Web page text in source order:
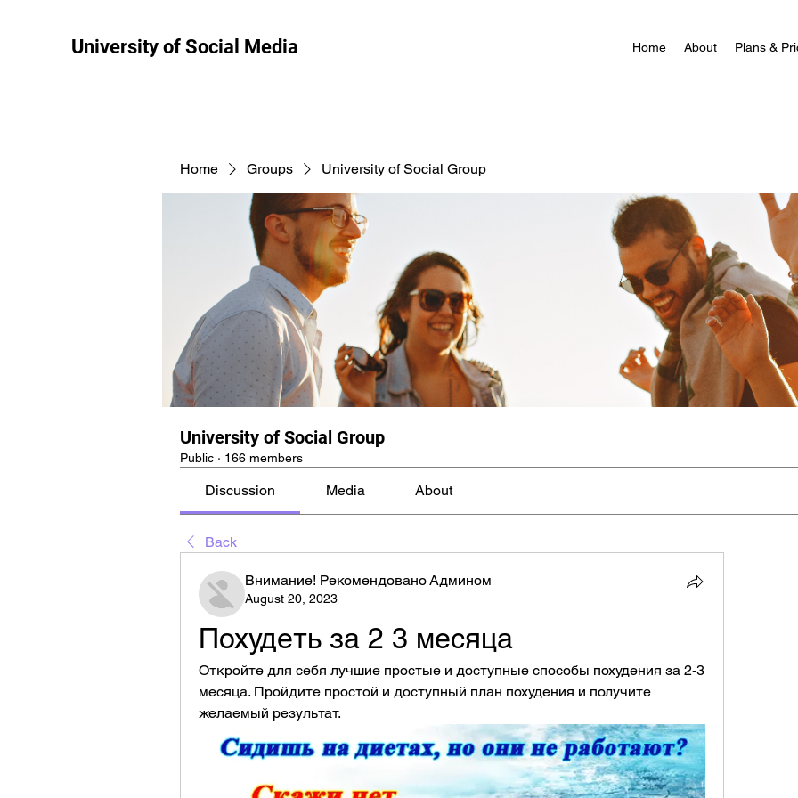
University of Social Media Home About Plans &
Home Groups University of Social Group
University of Social Group
Public · 166 members
Discussion Media About
Back
Внимание! Рекомендовано Админом
August 20, 2023
Похудеть за 2 3 месяца
Откройте для себя лучшие простые и доступные способы похудения за 2-3
месяца. Пройдите простой и доступный план похудения и получите
желаемый результат.